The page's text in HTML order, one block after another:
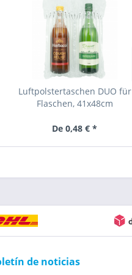
Luftpolstertaschen DUO für
Flaschen, 41x48cm
De 0,48 € *
de noticias